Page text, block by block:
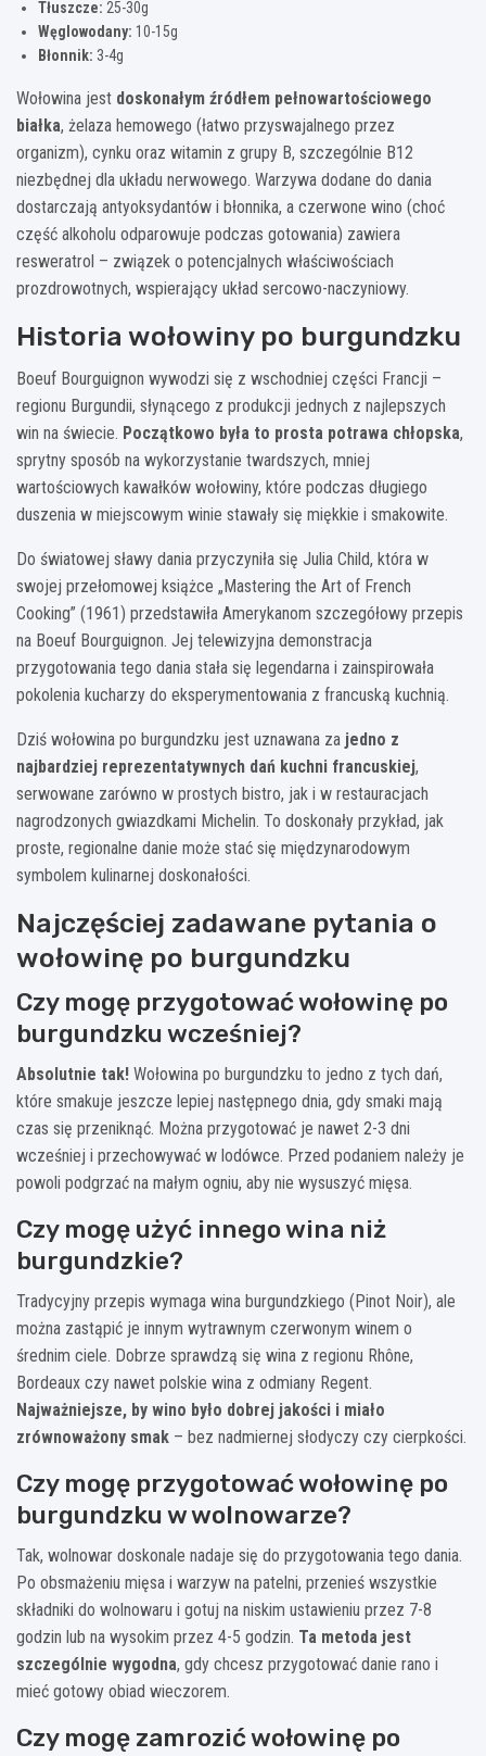
Tłuszcze: 25-30g
Węglowodany: 10-15g
Błonnik: 3-4g
Wołowina jest doskonałym źródłem pełnowartościowego
białka, żelaza hemowego (łatwo przyswajalnego przez
organizm), cynku oraz witamin z grupy B, szczególnie B12
niezbędnej dla układu nerwowego. Warzywa dodane do dania
dostarczają antyoksydantów i błonnika, a czerwone wino (choć
część alkoholu odparowuje podczas gotowania) zawiera
resweratrol – związek o potencjalnych właściwościach
prozdrowotnych, wspierający układ sercowo-naczyniowy.
Historia wołowiny po burgundzku
Boeuf Bourguignon wywodzi się z wschodniej części Francji –
regionu Burgundii, słynącego z produkcji jednych z najlepszych
win na świecie. Początkowo była to prosta potrawa chłopska,
sprytny sposób na wykorzystanie twardszych, mniej
wartościowych kawałków wołowiny, które podczas długiego
duszenia w miejscowym winie stawały się miękkie i smakowite.
Do światowej sławy dania przyczyniła się Julia Child, która w
swojej przełomowej książce „Mastering the Art of French
Cooking” (1961) przedstawiła Amerykanom szczegółowy przepis
na Boeuf Bourguignon. Jej telewizyjna demonstracja
przygotowania tego dania stała się legendarna i zainspirowała
pokolenia kucharzy do eksperymentowania z francuską kuchnią.
Dziś wołowina po burgundzku jest uznawana za jedno z
najbardziej reprezentatywnych dań kuchni francuskiej,
serwowane zarówno w prostych bistro, jak i w restauracjach
nagrodzonych gwiazdkami Michelin. To doskonały przykład, jak
proste, regionalne danie może stać się międzynarodowym
symbolem kulinarnej doskonałości.
Najczęściej zadawane pytania o
wołowinę po burgundzku
Czy mogę przygotować wołowinę po
burgundzku wcześniej?
Absolutnie tak! Wołowina po burgundzku to jedno z tych dań,
które smakuje jeszcze lepiej następnego dnia, gdy smaki mają
czas się przeniknąć. Można przygotować je nawet 2-3 dni
wcześniej i przechowywać w lodówce. Przed podaniem należy je
powoli podgrzać na małym ogniu, aby nie wysuszyć mięsa.
Czy mogę użyć innego wina niż
burgundzkie?
Tradycyjny przepis wymaga wina burgundzkiego (Pinot Noir), ale
można zastąpić je innym wytrawnym czerwonym winem o
średnim ciele. Dobrze sprawdzą się wina z regionu Rhône,
Bordeaux czy nawet polskie wina z odmiany Regent.
Najważniejsze, by wino było dobrej jakości i miało
zrównoważony smak – bez nadmiernej słodyczy czy cierpkości.
Czy mogę przygotować wołowinę po
burgundzku w wolnowarze?
Tak, wolnowar doskonale nadaje się do przygotowania tego dania.
Po obsmażeniu mięsa i warzyw na patelni, przenieś wszystkie
składniki do wolnowaru i gotuj na niskim ustawieniu przez 7-8
godzin lub na wysokim przez 4-5 godzin. Ta metoda jest
szczególnie wygodna, gdy chcesz przygotować danie rano i
mieć gotowy obiad wieczorem.
Czy mogę zamrozić wołowinę po